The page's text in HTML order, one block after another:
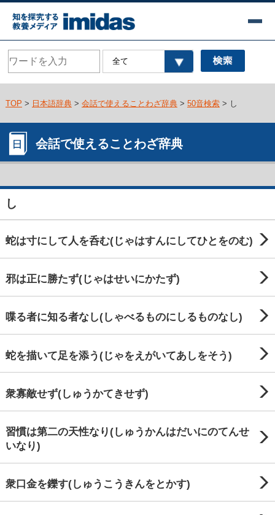
TOP > 日本語辞典> 会話で使えることわざ辞典> 50音検索> し
会話で使えることわざ辞典
し
蛇は寸にして人を呑む(じゃはすんにしてひとをのむ)
邪は正に勝たず(じゃはせいにかたず)
喋る者に知る者なし(しゃべるものにしるものなし)
蛇を描いて足を添う(じゃをえがいてあしをそう)
衆寡敵せず(しゅうかてきせず)
習慣は第二の天性なり(しゅうかんはだいにのてんせ
いなり)
衆口金を鑠す(しゅうこうきんをとかす)